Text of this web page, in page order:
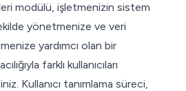
modülü, işletmenizin sistem
yönetmenize ve veri
yardımcı olan bir
farklı kullanıcıları
Kullanıcı tanımlama süreci,